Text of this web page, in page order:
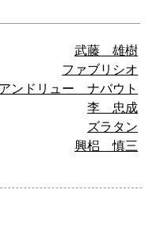
武藤 雄樹
ファブリシオ
アンドリュー ナバウト
李 忠成
ズラタン
興梠 慎三